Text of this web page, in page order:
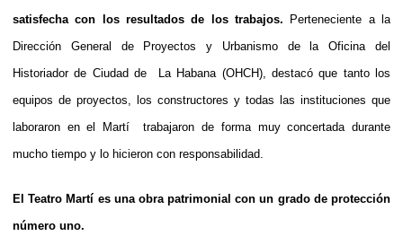
satisfecha con los resultados de los trabajos. Perteneciente a la
Dirección General de Proyectos y Urbanismo de la Oficina del
Historiador de Ciudad de La Habana (OHCH), destacó que tanto los
equipos de proyectos, los constructores y todas las instituciones que
laboraron en el Martí trabajaron de forma muy concertada durante
mucho tiempo y lo hicieron con responsabilidad.
El Teatro Martí es una obra patrimonial con un grado de protección
número uno.